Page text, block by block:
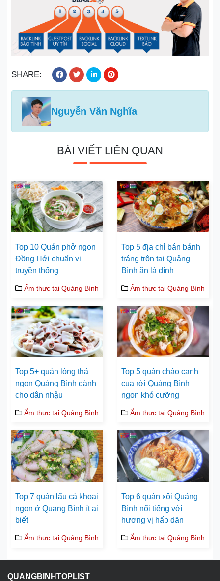
SHARE:
Nguyễn Văn Nghĩa
BÀI VIẾT LIÊN QUAN
Top 10 Quán phở ngon
Đồng Hới chuẩn vị
truyền thống
Ẩm thực tại Quảng Bình
Top 5 địa chỉ bán bánh
tráng trộn tại Quảng
Bình ăn là dính
Ẩm thực tại Quảng Bình
Top 5+ quán lòng thả
ngon Quảng Bình dành
cho dân nhậu
Ẩm thực tại Quảng Bình
Top 5 quán cháo canh
cua rời Quảng Bình
ngon khó cưỡng
Ẩm thực tại Quảng Bình
Top 7 quán lẩu cá khoai
ngon ở Quảng Bình ít ai
biết
Ẩm thực tại Quảng Bình
Top 6 quán xôi Quảng
Bình nổi tiếng với
hương vị hấp dẫn
Ẩm thực tại Quảng Bình
QUANGBINHTOPLIST